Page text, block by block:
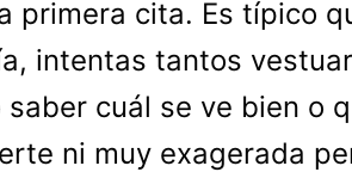
primera cita. Es típico
intentas tantos
cuál se ve bien o
ni muy exagerada